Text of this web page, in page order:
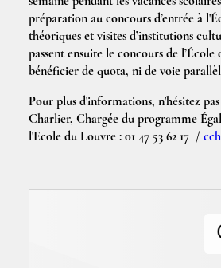
préparation au concours d’entrée à
théoriques et visites d’institutions
passent ensuite le concours de l’École
bénéficier de quota, ni de voie
Pour plus d'informations, n'hésitez
Charlier, Chargée du programme
l'Ecole du Louvre : 01 47 53 62 17 /